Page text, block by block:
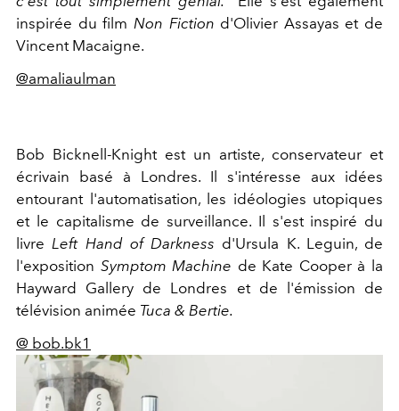
inspirée du film Non Fiction d'Olivier Assayas et de
Vincent Macaigne.
@amaliaulman
Bob Bicknell-Knight est un artiste, conservateur et
écrivain basé à Londres. Il s'intéresse aux idées
entourant l'automatisation, les idéologies utopiques
et le capitalisme de surveillance. Il s'est inspiré du
livre Left Hand of Darkness d'Ursula K. Leguin, de
l'exposition Symptom Machine de Kate Cooper à la
Hayward Gallery de Londres et de l'émission de
télévision animée Tuca & Bertie.
@ bob.bk1